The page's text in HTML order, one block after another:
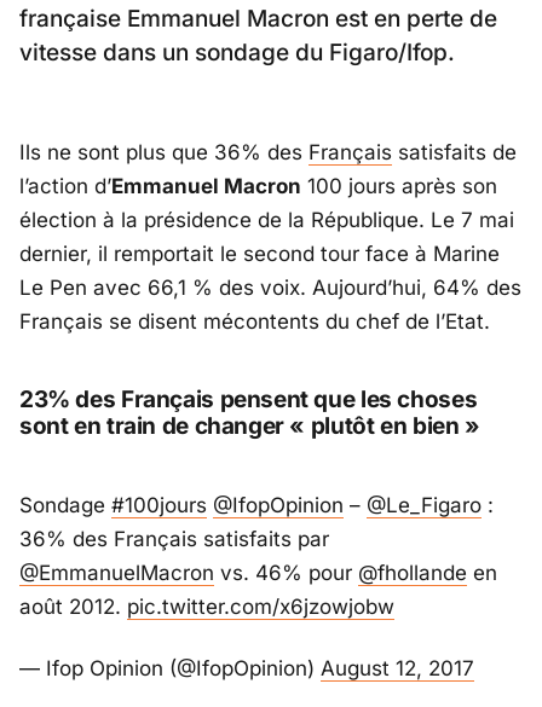
française Emmanuel Macron est en perte de
vitesse dans un sondage du Figaro/Ifop.
Ils ne sont plus que 36% des Français satisfaits de
l’action d’Emmanuel Macron 100 jours après son
élection à la présidence de la République. Le 7 mai
dernier, il remportait le second tour face à Marine
Le Pen avec 66,1 % des voix. Aujourd’hui, 64% des
Français se disent mécontents du chef de l’Etat.
23% des Français pensent que les choses
sont en train de changer « plutôt en bien »
Sondage #100jours @IfopOpinion – @Le_Figaro :
36% des Français satisfaits par
@EmmanuelMacron vs. 46% pour @fhollande en
août 2012. pic.twitter.com/x6jzowjobw
— Ifop Opinion (@IfopOpinion) August 12, 2017